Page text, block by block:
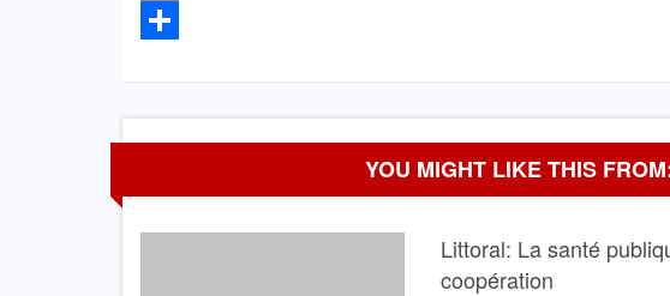
Email
YOU MIGHT LIKE THIS
Littoral: La santé
coopération